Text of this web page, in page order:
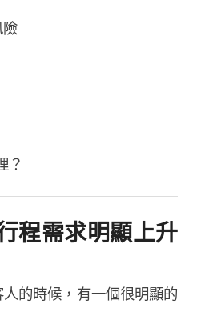
險
？
程需求明顯上升
的時候，有一個很明顯的